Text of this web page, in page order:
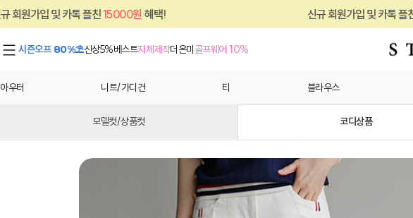
톡 플친15000원혜택! 신규 회원가입 및 카톡 플친15000원혜택!
시즌오프 80%⛱신상5%베스트자체제작더온미골프웨어 10%
아우터 니트/가디건 티 블라우스
모델컷/상품컷 코디상품